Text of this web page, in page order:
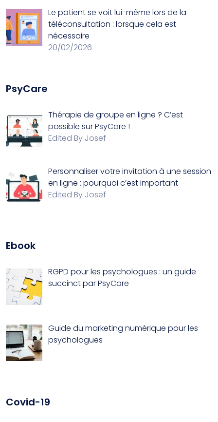
Le patient se voit lui-même lors de la
téléconsultation : lorsque cela est
nécessaire
20/02/2026
PsyCare
Thérapie de groupe en ligne ? C’est
possible sur PsyCare !
Edited By Josef
Personnaliser votre invitation à une session
en ligne : pourquoi c’est important
Edited By Josef
Ebook
RGPD pour les psychologues : un guide
succinct par PsyCare
Guide du marketing numérique pour les
psychologues
Covid-19